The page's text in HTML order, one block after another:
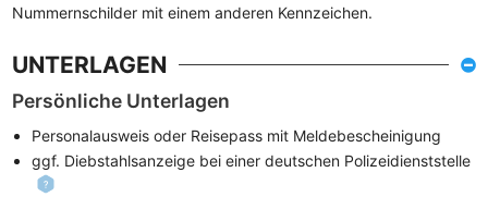
Nummernschilder mit einem anderen Kennzeichen.
UNTERLAGEN
Persönliche Unterlagen
Personalausweis oder Reisepass mit Meldebescheinigung
ggf. Diebstahlsanzeige bei einer deutschen Polizeidienststelle